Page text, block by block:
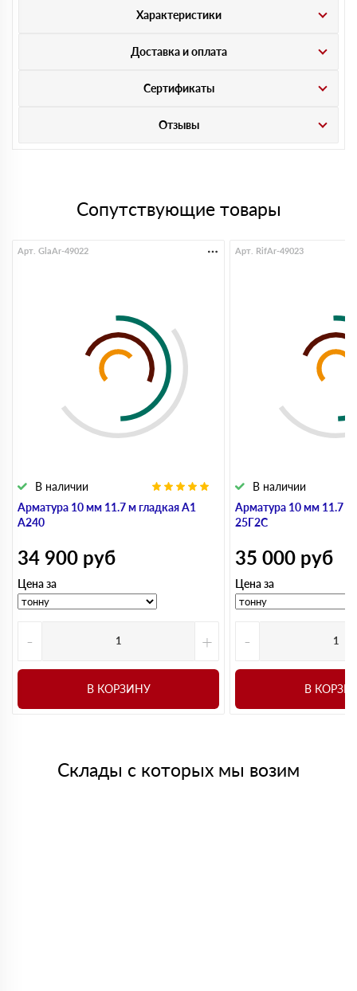
Характеристики
Доставка и оплата
Сертификаты
Отзывы
Сопутствующие товары
Арматура 10 мм 11.7 м гладкая А1
А240
В наличии
Арт. GlaAr-49022
34 900 руб
Цена за
- +
В КОРЗИНУ
Арматура 10 мм 11.7 м
25Г2С
В наличии
Арт. RifAr-49023
35 000 руб
Цена за
-
В
Склады с которых мы возим